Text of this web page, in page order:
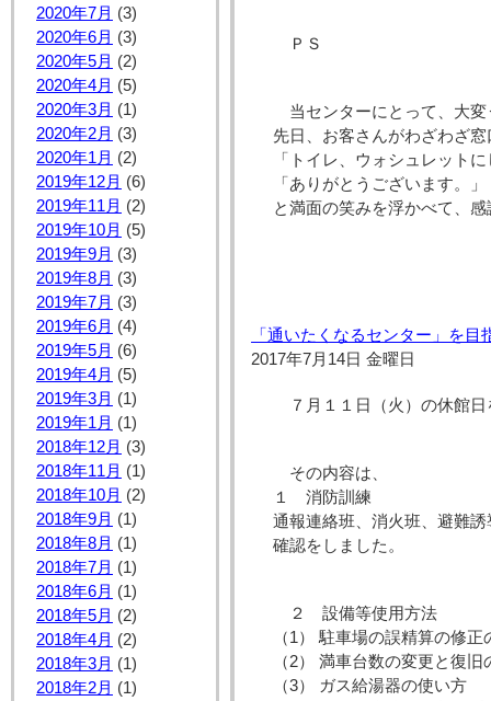
2020年7月 (3)
2020年6月 (3)
2020年5月 (2)
2020年4月 (5)
2020年3月 (1)
2020年2月 (3)
2020年1月 (2)
2019年12月 (6)
2019年11月 (2)
2019年10月 (5)
2019年9月 (3)
2019年8月 (3)
2019年7月 (3)
2019年6月 (4)
2019年5月 (6)
2019年4月 (5)
2019年3月 (1)
2019年1月 (1)
2018年12月 (3)
2018年11月 (1)
2018年10月 (2)
2018年9月 (1)
2018年8月 (1)
2018年7月 (1)
2018年6月 (1)
2018年5月 (2)
2018年4月 (2)
2018年3月 (1)
2018年2月 (1)
ＰＳ
当センターにとって、大
先日、お客さんがわざわざ
「トイレ、ウォシュレット
「ありがとうございます。」
と満面の笑みを浮かべて、
「通いたくなるセンター」を
2017年7月14日 金曜日
７月１１日（火）の休館
その内容は、
１ 消防訓練
通報連絡班、消火班、避難
確認をしました。
２ 設備等使用方法
（1） 駐車場の誤精算の修正
（2） 満車台数の変更と復旧
（3） ガス給湯器の使い方